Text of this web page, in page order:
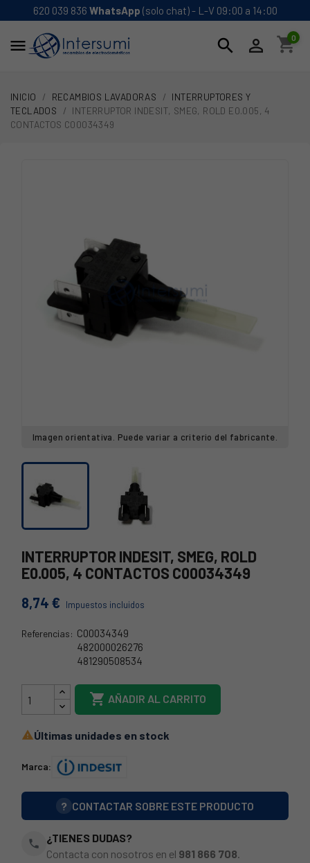
620 039 836 WhatsApp (solo chat) - L-V 09:00 a 14:00
 search  shopping_cart
0
INICIO RECAMBIOS LAVADORAS
INTERRUPTORES Y
TECLADOS
INTERRUPTOR INDESIT, SMEG, ROLD E0.005, 4
CONTACTOS C00034349
Imagen orientativa. Puede variar a criterio del fabricante.
INTERRUPTOR INDESIT, SMEG, ROLD
E0.005, 4 CONTACTOS C00034349
8,74 € Impuestos incluidos
Referencias: C00034349
482000026276
481290508534
 AÑADIR AL CARRITO
Últimas unidades en stock
Marca:
? CONTACTAR SOBRE ESTE PRODUCTO
phone
¿TIENES DUDAS?
Contacta con nosotros en el 981 866 708